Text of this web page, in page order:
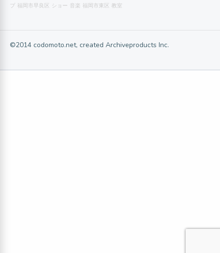
プ 福岡市早良区 ショー 音楽 福岡市東区 教室
©2014 codomoto.net, created Archiveproducts Inc.